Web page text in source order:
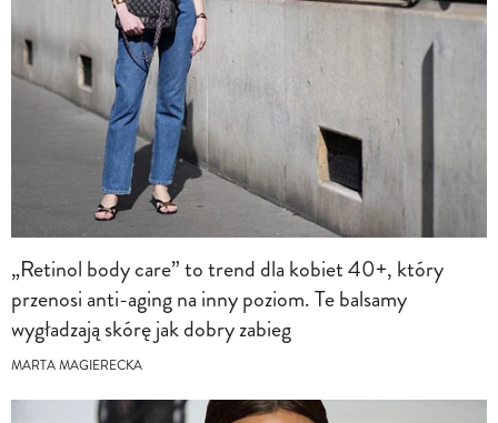
„Retinol body care” to trend dla kobiet 40+, który
przenosi anti-aging na inny poziom. Te balsamy
wygładzają skórę jak dobry zabieg
MARTA MAGIERECKA